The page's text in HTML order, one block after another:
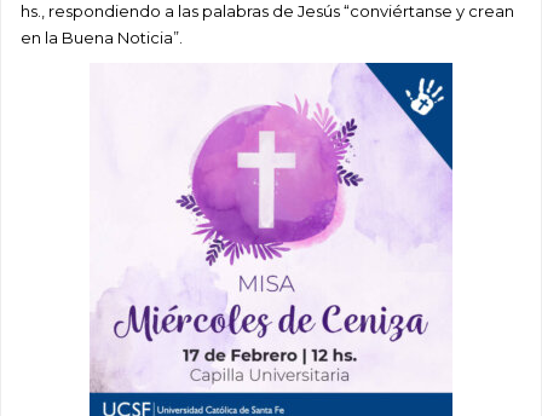
hs., respondiendo a las palabras de Jesús “conviértanse y crean
en la Buena Noticia”.